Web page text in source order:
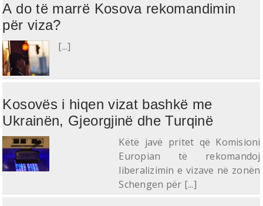
A do të marrë Kosova rekomandimin
për viza?
[...]
Kosovës i hiqen vizat bashkë me
Ukrainën, Gjeorgjinë dhe Turqinë
Këtë javë pritet që Komisioni
Europian të rekomandoj
liberalizimin e vizave në zonën
Schengen për [...]